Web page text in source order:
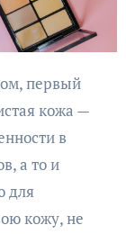
кожа —
в
а то и
для
кожу, не